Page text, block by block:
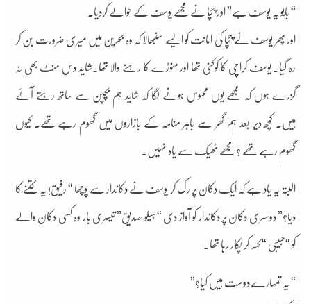
“ بابو یہ یوسف ہے” اور چچا نے مجھے یوسف کے حوالے کردیا۔
اور پھر یوسف نے چچا کی امانت کو ایسے سنبھالا کہ وہ بحرین میں میری ضرورت بن کر
رہ گیا۔ یوسف کراچی کا کوکنی تھا اور منوڑے کا رہنے والا تھا۔شاید دس منٹ بھی نہ
گزرے ہوں کہ مجھے یوں محسوس ہونے لگا کہ شاید ہم بچپن سے ساتھ رہتے آئے
ہیں۔ کچھ دیر بعد ہم گھر سے باہر منامہ کے بازاروں میں گھوم رہے تھے۔ کیوں
گھوم رہے تھے ؟ مجھے ٹھیک سے یاد نہیں۔
البتہ یہ یاد ہے کہ ایک دکان پر رک کر یوسف نے دکاندار سے پوچھا “ رفیق! یہ کتنے کا
دیا؟” دوسری دکان پر دکاندار کو آواز دی “ ہیلو صدیق” تیسری بار وہ کسی دکان والے
کو “حبیبی “ کہہ کر پکار رہا تھا۔
“ یہ تمہارے دوست ہیں کیا؟”